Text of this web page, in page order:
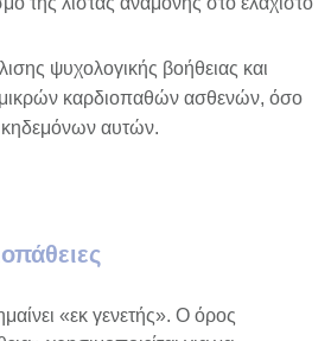
ψυχολογικής βοήθειας και
καρδιοπαθών ασθενών, όσο
κηδεμόνων αυτών.
«εκ γενετής». Ο όρος